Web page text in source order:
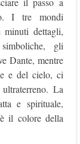
I tre mondi
minuti dettagli,
gli
Dante, mentre
e del cielo, ci
La
e spirituale,
il colore della